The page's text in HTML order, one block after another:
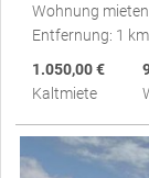
Wohnung
Entfernung: 1 km
1.050,00 €
Kaltmiete